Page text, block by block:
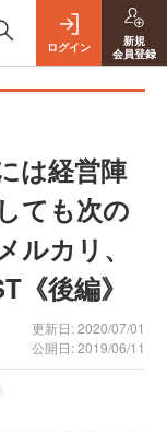
ログイン
新規
会員登録
は経営陣
ても次の
カリ、
《後編》
更新日: 2020/07/01
公開日: 2019/06/11